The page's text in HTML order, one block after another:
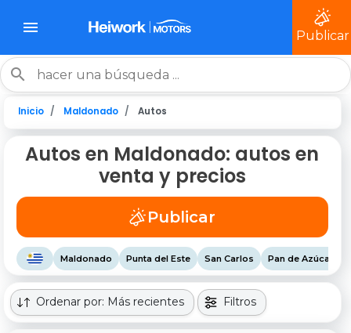
Publicar
Inicio Maldonado Autos
Autos en Maldonado: autos en
venta y precios
Publicar
Maldonado Punta del Este San Carlos Pan de Azúcar
Ordenar por: Más recientes Filtros